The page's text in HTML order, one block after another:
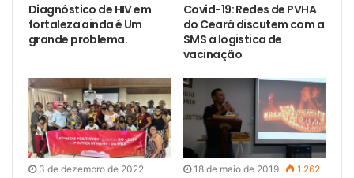
Diagnóstico de HIV em
fortaleza ainda é Um
grande problema.
Covid-19: Redes de PVHA
do Ceará discutem com a
SMS a logistica de
vacinação
3 de dezembro de 2022
18 de maio de 2019 1.262